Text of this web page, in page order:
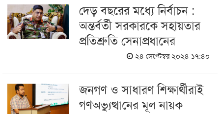
দেড় বছরের মধ্যে নির্বাচন :
অন্তর্বর্তী সরকারকে সহায়তার
প্রতিশ্রুতি সেনাপ্রধানের
২৪ সেপ্টেম্বর ২০২৪ ১৭:৪০
জনগণ ও সাধারণ শিক্ষার্থীরাই
গণঅভ্যুত্থানের মূল নায়ক